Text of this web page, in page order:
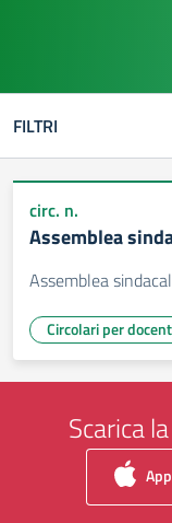
FILTRI
circ. n.
Assemblea
Assemblea
Circolari per
Scarica